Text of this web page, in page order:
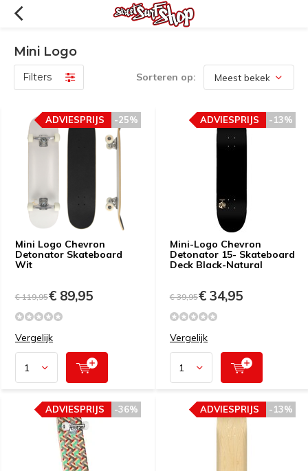
Mini Logo
Filters Sorteren op:
Mini Logo Chevron
Detonator Skateboard
Wit
-25%
ADVIESPRIJS
€ 119,95€ 89,95
Vergelijk
Mini-Logo Chevron
Detonator 15- Skateboard
Deck Black-Natural
-13%
ADVIESPRIJS
€ 39,95€ 34,95
Vergelijk
-36%
ADVIESPRIJS -13%
ADVIESPRIJS